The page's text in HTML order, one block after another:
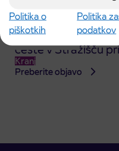
Politika o
piškotkih
Politika
podatkov
Obvestilo o popolni
ceste v Stražišču
Kranj
Preberite objavo